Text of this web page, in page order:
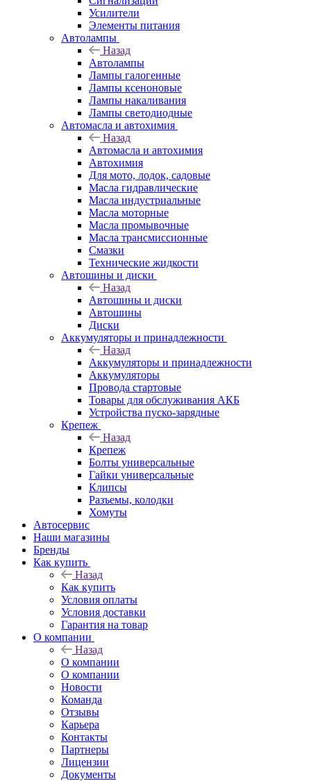
Усилители
Элементы питания
Автолампы
Назад
Автолампы
Лампы галогенные
Лампы ксеноновые
Лампы накаливания
Лампы светодиодные
Автомасла и автохимия
Назад
Автомасла и автохимия
Автохимия
Для мото, лодок, садовые
Масла гидравлические
Масла индустриальные
Масла моторные
Масла промывочные
Масла трансмиссионные
Смазки
Технические жидкости
Автошины и диски
Назад
Автошины и диски
Автошины
Диски
Аккумуляторы и принадлежности
Назад
Аккумуляторы и принадлежности
Аккумуляторы
Провода стартовые
Товары для обслуживания АКБ
Устройства пуско-зарядные
Крепеж
Назад
Крепеж
Болты универсальные
Гайки универсальные
Клипсы
Разъемы, колодки
Хомуты
Автосервис
Наши магазины
Бренды
Как купить
Назад
Как купить
Условия оплаты
Условия доставки
Гарантия на товар
О компании
Назад
О компании
О компании
Новости
Команда
Отзывы
Карьера
Контакты
Партнеры
Лицензии
Документы